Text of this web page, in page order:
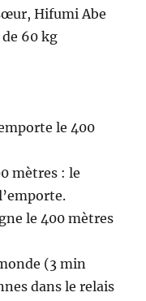
Hifumi Abe
60 kg
le 400
mètres : le
le 400 mètres
(3 min
dans le relais